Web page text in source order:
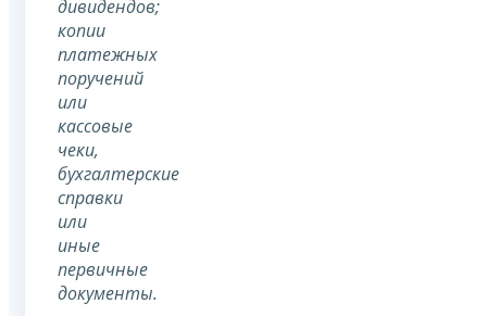
дивидендов;
копии
платежных
поручений
или
кассовые
чеки,
бухгалтерские
справки
или
иные
первичные
документы.